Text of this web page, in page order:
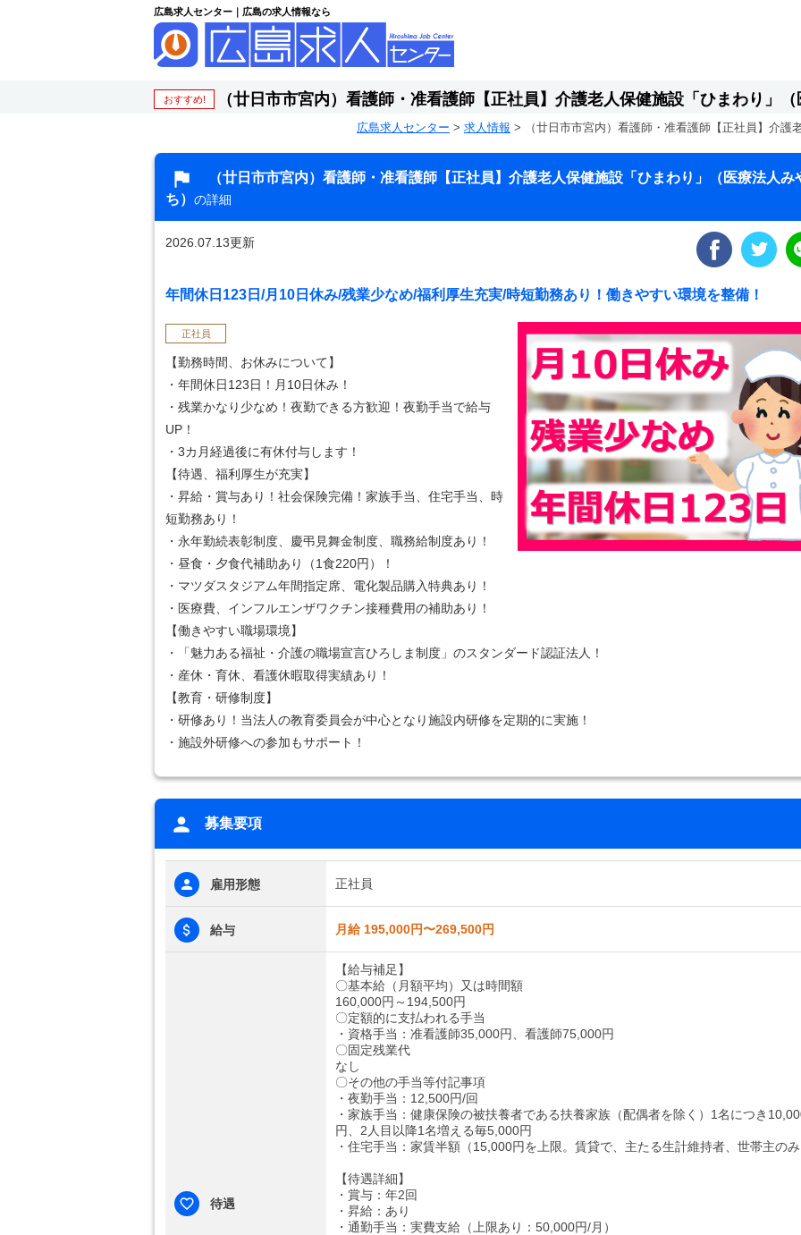
広島求人センター｜広島の求人情報なら
おすすめ! （廿日市市宮内）看護師・准看護師【正社員】介護老人保健施設「ひまわり」
広島求人センター > 求人情報 > （廿日市市宮内）看護師・准看護師【正社員】介
（廿日市市宮内）看護師・准看護師【正社員】介護老人保健施設「ひまわり」（医療法人み
ち） の詳細
2026.07.13更新
年間休日123日/月10日休み/残業少なめ/福利厚生充実/時短勤務あり！働きやすい環境を整備！
正社員
【勤務時間、お休みについて】
・年間休日123日！月10日休み！
・残業かなり少なめ！夜勤できる方歓迎！夜勤手当で給与
UP！
・3カ月経過後に有休付与します！
【待遇、福利厚生が充実】
・昇給・賞与あり！社会保険完備！家族手当、住宅手当、時
短勤務あり！
・永年勤続表彰制度、慶弔見舞金制度、職務給制度あり！
・昼食・夕食代補助あり（1食220円）！
・マツダスタジアム年間指定席、電化製品購入特典あり！
・医療費、インフルエンザワクチン接種費用の補助あり！
【働きやすい職場環境】
・「魅力ある福祉・介護の職場宣言ひろしま制度」のスタンダード認証法人！
・産休・育休、看護休暇取得実績あり！
【教育・研修制度】
・研修あり！当法人の教育委員会が中心となり施設内研修を定期的に実施！
・施設外研修への参加もサポート！
募集要項
雇用形態 正社員
給与 月給 195,000円〜269,500円
待遇
【給与補足】
〇基本給（月額平均）又は時間額
160,000円～194,500円
〇定額的に支払われる手当
・資格手当：准看護師35,000円、看護師75,000円
〇固定残業代
なし
〇その他の手当等付記事項
・夜勤手当：12,500円/回
・家族手当：健康保険の被扶養者である扶養家族（配偶者を除く）1名につき
円、2人目以降1名増える毎5,000円
・住宅手当：家賃半額（15,000円を上限。賃貸で、主たる生計維持者、世帯主の
【待遇詳細】
・賞与：年2回
・昇給：あり
・通勤手当：実費支給（上限あり：50,000円/月）